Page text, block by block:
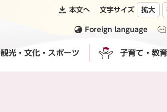
本文へ 文字サイズ 拡大
Foreign language
観光・文化・スポーツ 子育て・教育